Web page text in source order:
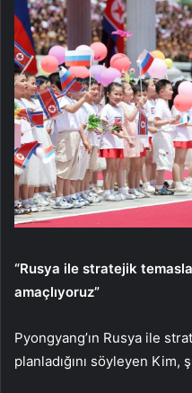
“Rusya ile stratejik
amaçlıyoruz”
Pyongyang’ın Rusya ile
planladığını söyleyen Kim,